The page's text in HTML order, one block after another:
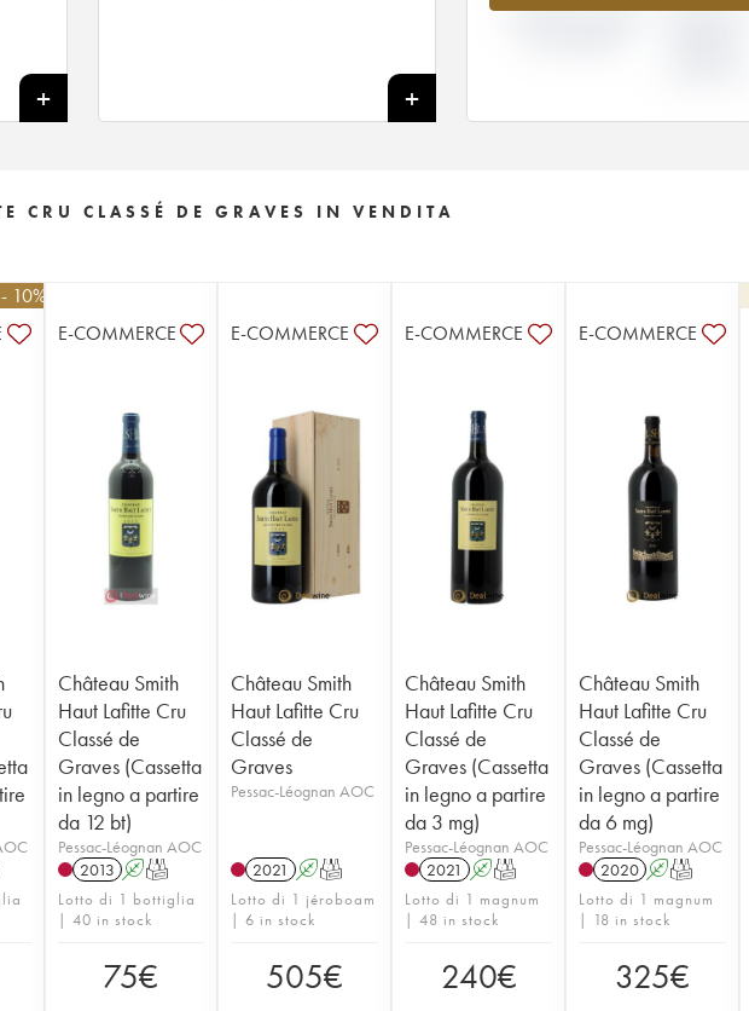
1968
+
VARIAZIONE INDICE
CRU CLASSÉ DE GRAVES IN VENDITA
10%
E-COMMERCE
Château Smith
Haut Lafitte Cru
Classé de
Graves (Cassetta
in legno a partire
da 12 bt)
Pessac-Léognan AOC
2013 AT
Lotto di 1 bottiglia
| 40 in stock
75€
E-COMMERCE
Château Smith
Haut Lafitte Cru
Classé de
Graves
Pessac-Léognan AOC
2021 AT
Lotto di 1 jéroboam
| 6 in stock
505€
E-COMMERCE
Château Smith
Haut Lafitte Cru
Classé de
Graves (Cassetta
in legno a partire
da 3 mg)
Pessac-Léognan AOC
2021
AT
Lotto di 1 magnum
| 48 in stock
240€
E-COMMERCE
Château Smith
Haut Lafitte Cru
Classé de
Graves (Cassetta
in legno a partire
da 6 mg)
Pessac-Léognan AOC
2020 AT
Lotto di 1 magnum
| 18 in stock
325€